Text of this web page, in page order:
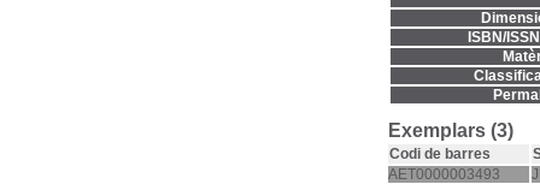
ISBN/
Exemplars (3)
Codi de barres
AET0000003493